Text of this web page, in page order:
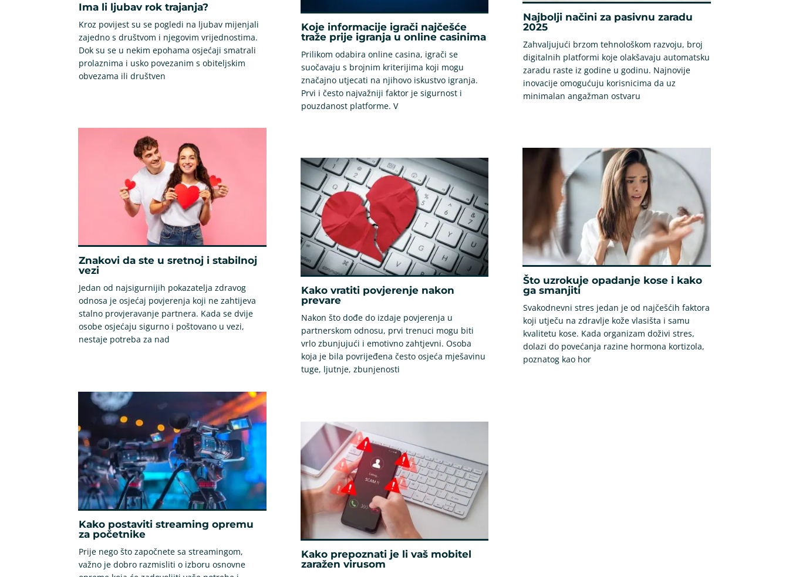
Ima li ljubav rok trajanja?
Kroz povijest su se pogledi na ljubav mijenjali
zajedno s društvom i njegovim vrijednostima.
Dok su se u nekim epohama osjećaji smatrali
prolaznima i usko povezanim s obiteljskim
obvezama ili društven
Znakovi da ste u sretnoj i stabilnoj
vezi
Jedan od najsigurnijih pokazatelja zdravog
odnosa je osjećaj povjerenja koji ne zahtijeva
stalno provjeravanje partnera. Kada se dvije
osobe osjećaju sigurno i poštovano u vezi,
nestaje potreba za nad
Kako postaviti streaming opremu
za početnike
Prije nego što započnete sa streamingom,
važno je dobro razmisliti o izboru osnovne
Koje informacije igrači najčešće
traže prije igranja u online casinima
Prilikom odabira online casina, igrači se
suočavaju s brojnim kriterijima koji mogu
značajno utjecati na njihovo iskustvo igranja.
Prvi i često najvažniji faktor je sigurnost i
pouzdanost platforme. V
Kako vratiti povjerenje nakon
prevare
Nakon što dođe do izdaje povjerenja u
partnerskom odnosu, prvi trenuci mogu biti
vrlo zbunjujući i emotivno zahtjevni. Osoba
koja je bila povrijeđena često osjeća mješavinu
tuge, ljutnje, zbunjenosti
Kako prepoznati je li vaš mobitel
zaražen virusom
Najbolji načini za pasivnu zaradu
2025
Zahvaljujući brzom tehnološkom razvoju, broj
digitalnih platformi koje olakšavaju automatsku
zaradu raste iz godine u godinu. Najnovije
inovacije omogućuju korisnicima da uz
minimalan angažman ostvaru
Što uzrokuje opadanje kose i kako
ga smanjiti
Svakodnevni stres jedan je od najčešćih faktora
koji utječu na zdravlje kože vlasišta i samu
kvalitetu kose. Kada organizam doživi stres,
dolazi do povećanja razine hormona kortizola,
poznatog kao hor